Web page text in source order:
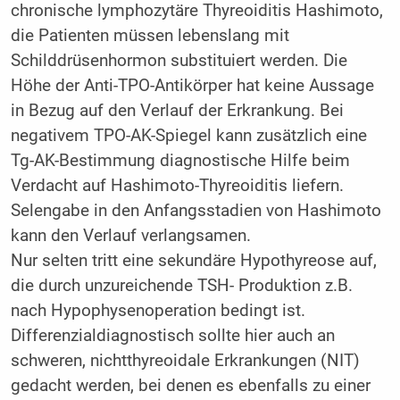
chronische lymphozytäre Thyreoiditis Hashimoto,
die Patienten müssen lebenslang mit
Schilddrüsenhormon substituiert werden. Die
Höhe der Anti-TPO-Antikörper hat keine Aussage
in Bezug auf den Verlauf der Erkrankung. Bei
negativem TPO-AK-Spiegel kann zusätzlich eine
Tg-AK-Bestimmung diagnostische Hilfe beim
Verdacht auf Hashimoto-Thyreoiditis liefern.
Selengabe in den Anfangsstadien von Hashimoto
kann den Verlauf verlangsamen.
Nur selten tritt eine sekundäre Hypothyreose auf,
die durch unzureichende TSH- Produktion z.B.
nach Hypophysenoperation bedingt ist.
Differenzialdiagnostisch sollte hier auch an
schweren, nichtthyreoidale Erkrankungen (NIT)
gedacht werden, bei denen es ebenfalls zu einer